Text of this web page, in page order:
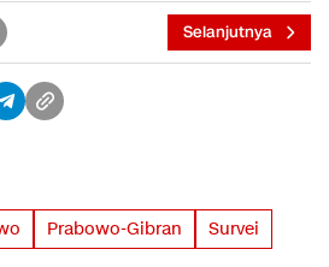
Selanjutnya
Prabowo-Gibran Survei